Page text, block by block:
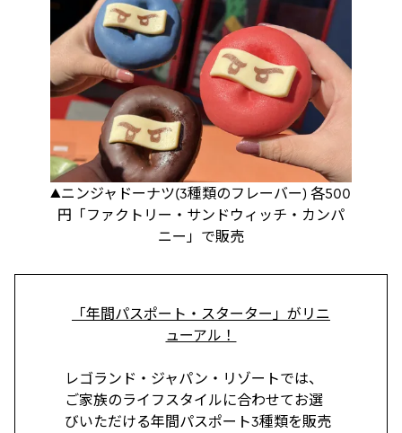
▲ニンジャドーナツ(3種類のフレーバー) 各500
円「ファクトリー・サンドウィッチ・カンパ
ニー」で販売
「年間パスポート・スターター」がリニ
ューアル！
レゴランド・ジャパン・リゾートでは、
ご家族のライフスタイルに合わせてお選
びいただける年間パスポート3種類を販売